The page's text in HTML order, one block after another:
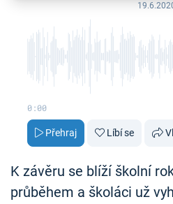
0:00
Přehraj Líbí se
K závěru se blíží školní
průběhem a školáci už